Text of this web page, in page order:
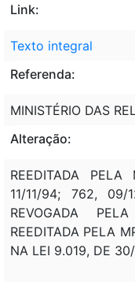
Link:
Texto integral
Referenda:
MINISTÉRIO DAS
Alteração:
REEDITADA
11/11/94; 762,
REVOGADA
REEDITADA PELA
NA LEI 9.019, DE